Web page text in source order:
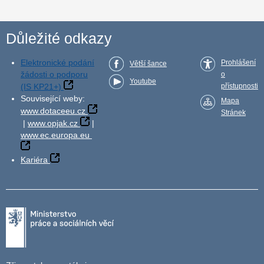
Důležité odkazy
Elektronické podání
žádosti o podporu
(IS KP21+)
Související weby:
www.dotaceeu.cz
| www.opjak.cz
|
www.ec.europa.eu
Kariéra
Větší šance
Youtube
Prohlášení
o
přístupnosti
Mapa
Stránek